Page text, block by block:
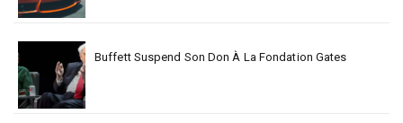
Buffett Suspend Son Don À La Fondation Gates